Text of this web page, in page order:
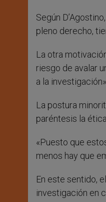
Según
pleno derecho,
La otra
riesgo de avalar
a la
La postura
paréntesis la
«Puesto que
menos hay que
En este sentido,
investigación en